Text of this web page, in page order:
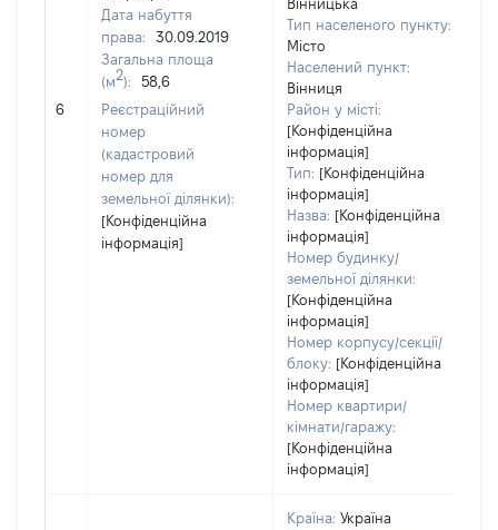
6
Дата набуття
права:
30.09.2019
Загальна площа
(м2):
58,6
Реєстраційний
номер
(кадастровий
номер для
земельної ділянки):
[Конфіденційна
інформація]
Вінницька
Тип населеного пункту:
Місто
Населений пункт:
Вінниця
Район у місті:
[Конфіденційна
інформація]
Тип: [Конфіденційна
інформація]
Назва: [Конфіденційна
інформація]
Номер будинку/
земельної ділянки:
[Конфіденційна
інформація]
Номер корпусу/секції/
блоку: [Конфіденційна
інформація]
Номер квартири/
кімнати/гаражу:
[Конфіденційна
інформація]
Країна: Україна